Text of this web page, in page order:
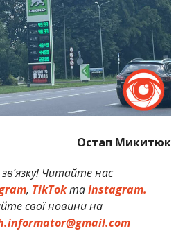
Остап Микитюк
Читайте нас
, TikTokтаInstagram.
свої новини на